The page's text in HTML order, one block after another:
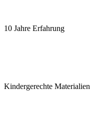
10 Jahre Erfahrung
Kindergerechte Materialien